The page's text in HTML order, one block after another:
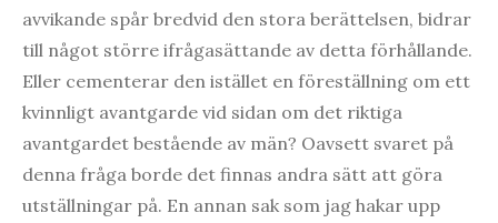
avvikande spår bredvid den stora berättelsen, bidrar
till något större ifrågasättande av detta förhållande.
Eller cementerar den istället en föreställning om ett
kvinnligt avantgarde vid sidan om det riktiga
avantgardet bestående av män? Oavsett svaret på
denna fråga borde det finnas andra sätt att göra
utställningar på. En annan sak som jag hakar upp